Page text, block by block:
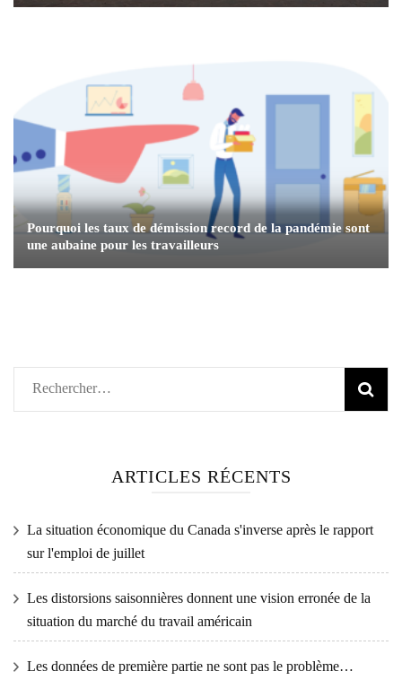
Pourquoi les taux de démission record de la pandémie sont
une aubaine pour les travailleurs
Rechercher :
ARTICLES RÉCENTS
La situation économique du Canada s'inverse après le rapport
sur l'emploi de juillet
Les distorsions saisonnières donnent une vision erronée de la
situation du marché du travail américain
Les données de première partie ne sont pas le problème…